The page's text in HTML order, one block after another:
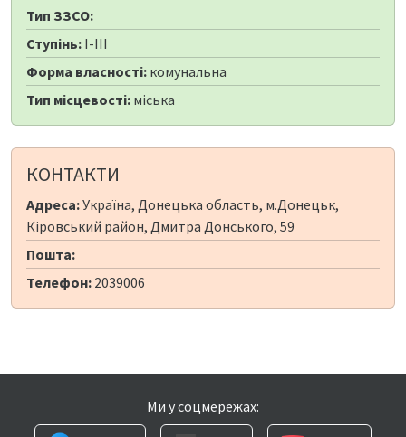
Тип ЗЗСО:
Ступінь: I-III
Форма власності: комунальна
Тип місцевості: міська
КОНТАКТИ
Адреса:Україна, Донецька область, м.Донецьк,
Кіровський район, Дмитра Донського, 59
Пошта:
Телефон: 2039006
Ми у соцмережах: